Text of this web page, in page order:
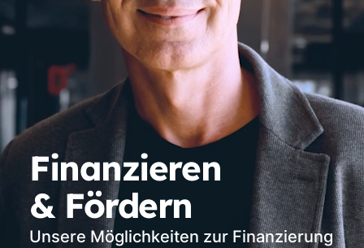
Finanzieren
& Fördern
Unsere Möglichkeiten zur Finanzierung